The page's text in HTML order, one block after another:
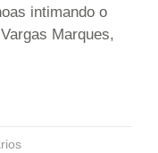
intimando o
Marques,